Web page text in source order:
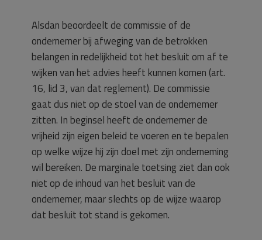
Alsdan beoordeelt de commissie of de
ondernemer bij afweging van de betrokken
belangen in redelijkheid tot het besluit om af te
wijken van het advies heeft kunnen komen (art.
16, lid 3, van dat reglement). De commissie
gaat dus niet op de stoel van de ondernemer
zitten. In beginsel heeft de ondernemer de
vrijheid zijn eigen beleid te voeren en te bepalen
op welke wijze hij zijn doel met zijn onderneming
wil bereiken. De marginale toetsing ziet dan ook
niet op de inhoud van het besluit van de
ondernemer, maar slechts op de wijze waarop
dat besluit tot stand is gekomen.